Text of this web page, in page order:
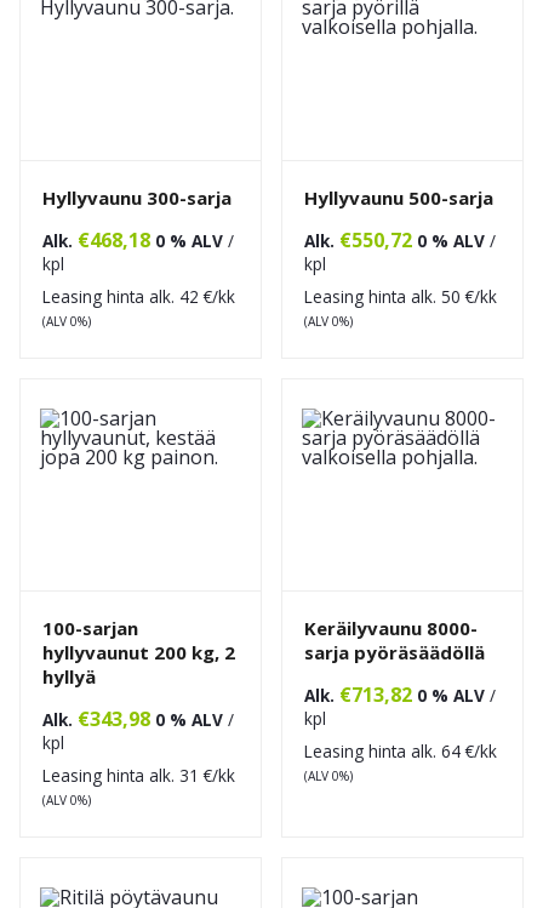
Hyllyvaunu 300-sarja
Alk. €468,18 0 % ALV /
kpl
Leasing hinta alk. 42 €/kk
(ALV 0%)
Hyllyvaunu 500-sarja
Alk. €550,72 0 % ALV /
kpl
Leasing hinta alk. 50 €/kk
(ALV 0%)
100-sarjan
hyllyvaunut 200 kg, 2
hyllyä
Alk. €343,98 0 % ALV /
kpl
Leasing hinta alk. 31 €/kk
(ALV 0%)
Keräilyvaunu 8000-
sarja pyöräsäädöllä
Alk. €713,82 0 % ALV /
kpl
Leasing hinta alk. 64€/kk
(ALV 0%)